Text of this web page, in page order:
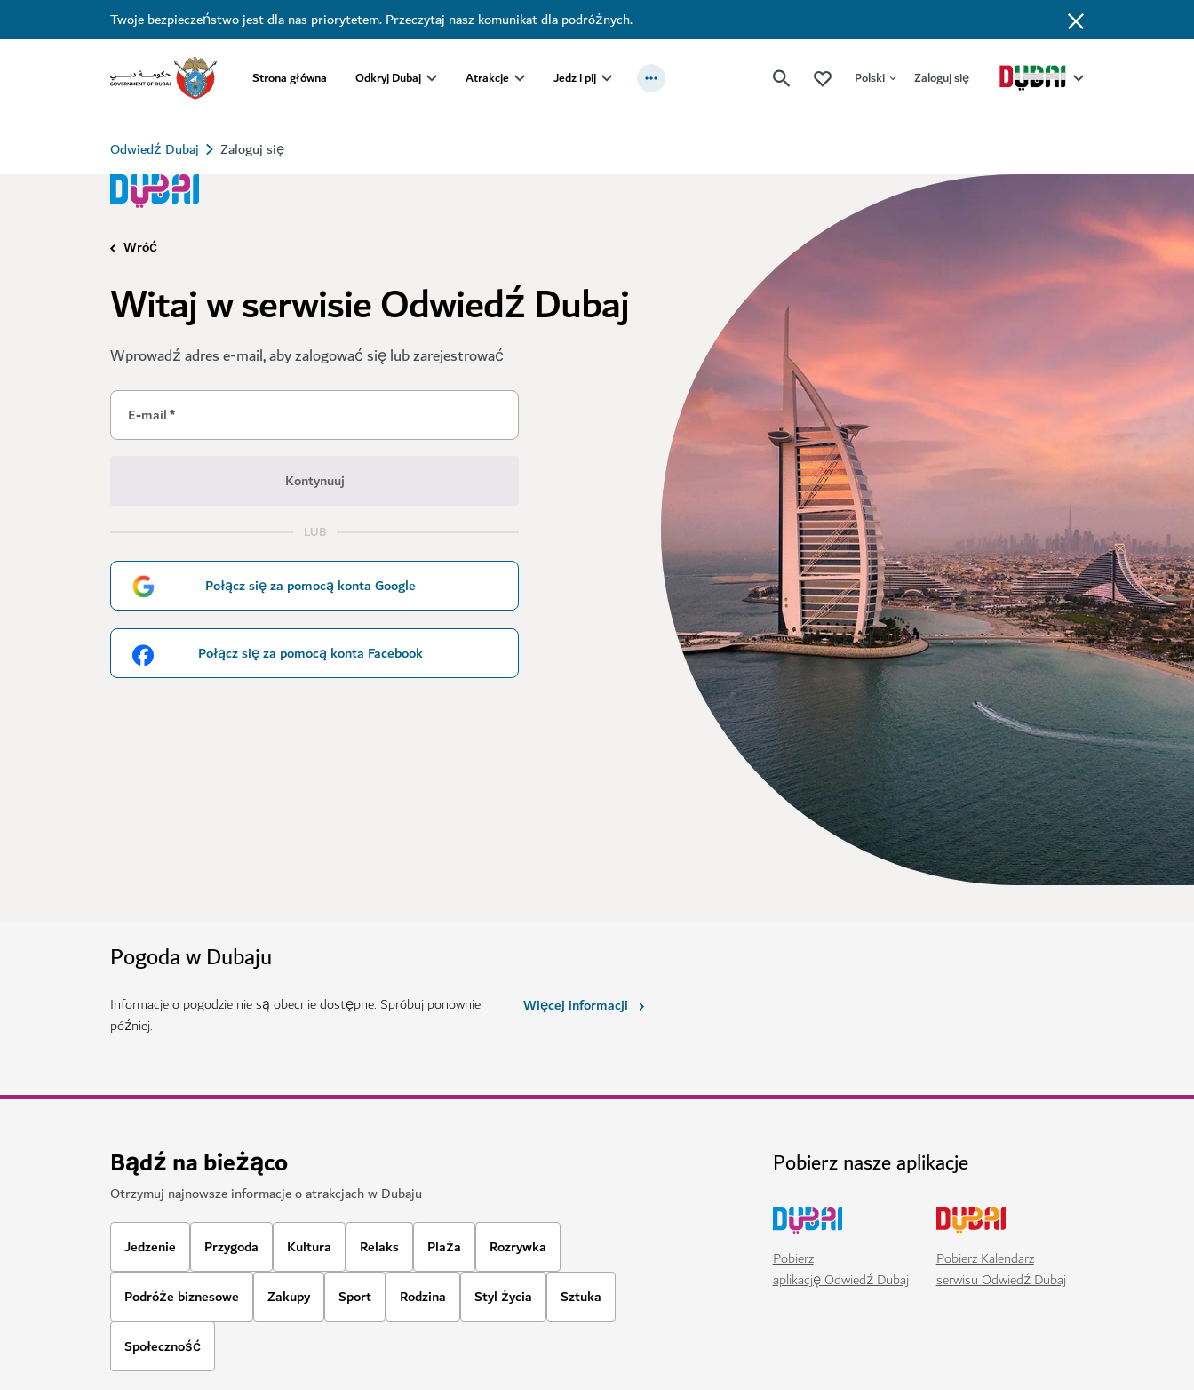
Twoje bezpieczeństwo jest dla nas priorytetem.Przeczytaj nasz komunikat dla podróżnych.
Strona główna Odkryj Dubaj Atrakcje Jedz i pij Polski Zaloguj się
Odwiedź Dubaj Zaloguj się
Wróć
Witaj w serwisie Odwiedź Dubaj
Wprowadź adres e-mail, aby zalogować się lub zarejestrować
E-mail*
Kontynuuj
LUB
Połącz się za pomocą konta Google
Połącz się za pomocą konta Facebook
Pogoda w Dubaju
Informacje o pogodzie nie są obecnie dostępne. Spróbuj ponownie
później.
Więcej informacji
Bądź na bieżąco
Otrzymuj najnowsze informacje o atrakcjach w Dubaju
Jedzenie Przygoda Kultura Relaks Plaża Rozrywka
Podróże biznesowe Zakupy Sport Rodzina Styl życia Sztuka
Społeczność
Pobierz nasze aplikacje
Pobierz
aplikację Odwiedź Dubaj
Pobierz Kalendarz
serwisu Odwiedź Dubaj